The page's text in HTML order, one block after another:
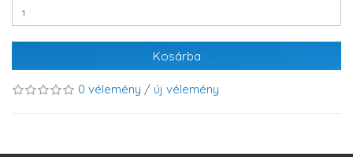
Kosárba
0 vélemény / új vélemény